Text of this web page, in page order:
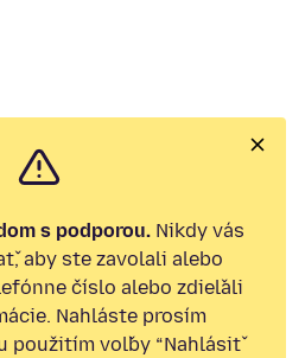
s podporou. Nikdy vás
aby ste zavolali alebo
číslo alebo zdieľali
Nahláste prosím
použitím voľby “Nahlásiť